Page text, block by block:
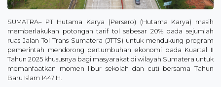
SUMATRA– PT Hutama Karya (Persero) (Hutama Karya) masih
memberlakukan potongan tarif tol sebesar 20% pada sejumlah
ruas Jalan Tol Trans Sumatera (JTTS) untuk mendukung program
pemerintah mendorong pertumbuhan ekonomi pada Kuartal II
Tahun 2025 khususnya bagi masyarakat di wilayah Sumatera untuk
memanfaatkan momen libur sekolah dan cuti bersama Tahun
Baru Islam 1447 H.